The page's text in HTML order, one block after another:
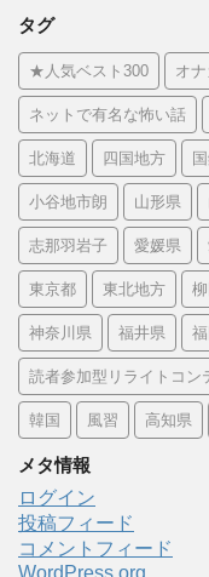
タグ
★人気ベスト300 オ
ネットで有名な怖い話
北海道 四国地方
小谷地市朗 山形県
志那羽岩子 愛媛県
東京都 東北地方
神奈川県 福井県
読者参加型リライトコン
韓国 風習 高知県
メタ情報
ログイン
投稿フィード
コメントフィード
WordPress.org